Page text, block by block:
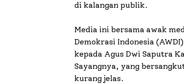
di kalangan publik.
Media ini bersama awak
Demokrasi Indonesia
kepada Agus Dwi Saputra
Sayangnya, yang
kurang jelas.